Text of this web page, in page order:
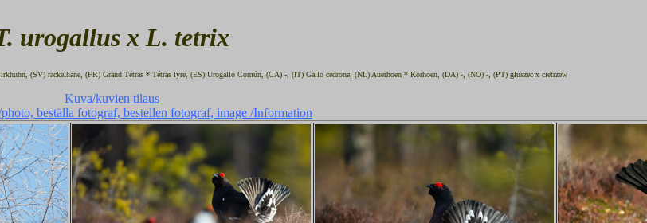
urogallus x L. tetrix
(SV) rackelhane, (FR) Grand Tétras * Tétras lyre, (ES) Urogallo Común, (CA) -, (IT) Gallo cedrone, (NL) Auerhoen * Korhoen, (DA) -, (NO) -, (PT) głuszec x cietrzew
Kuva/kuvien tilaus
beställa fotograf, bestellen fotograf, image /Information